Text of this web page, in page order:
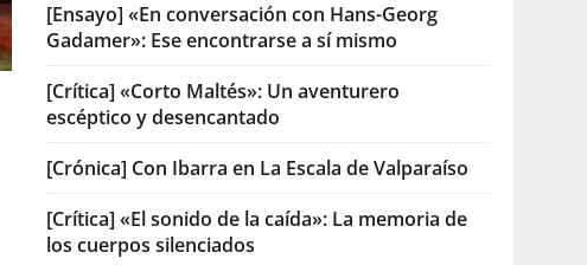
[Ensayo] «En conversación con Hans-Georg
Gadamer»: Ese encontrarse a sí mismo
[Crítica] «Corto Maltés»: Un aventurero
escéptico y desencantado
[Crónica] Con Ibarra en La Escala de Valparaíso
[Crítica] «El sonido de la caída»: La memoria de
los cuerpos silenciados